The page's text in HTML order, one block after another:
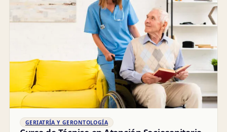
GERIATRÍA Y GERONTOLOGÍA